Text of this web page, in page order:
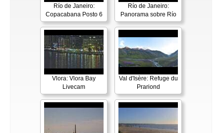
Río de Janeiro:
Copacabana Posto 6
Río de Janeiro:
Panorama sobre Río
Vlora: Vlora Bay
Livecam
Val d'Isère: Refuge du
Prariond